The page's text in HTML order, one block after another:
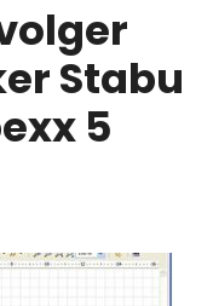
Stabu
5